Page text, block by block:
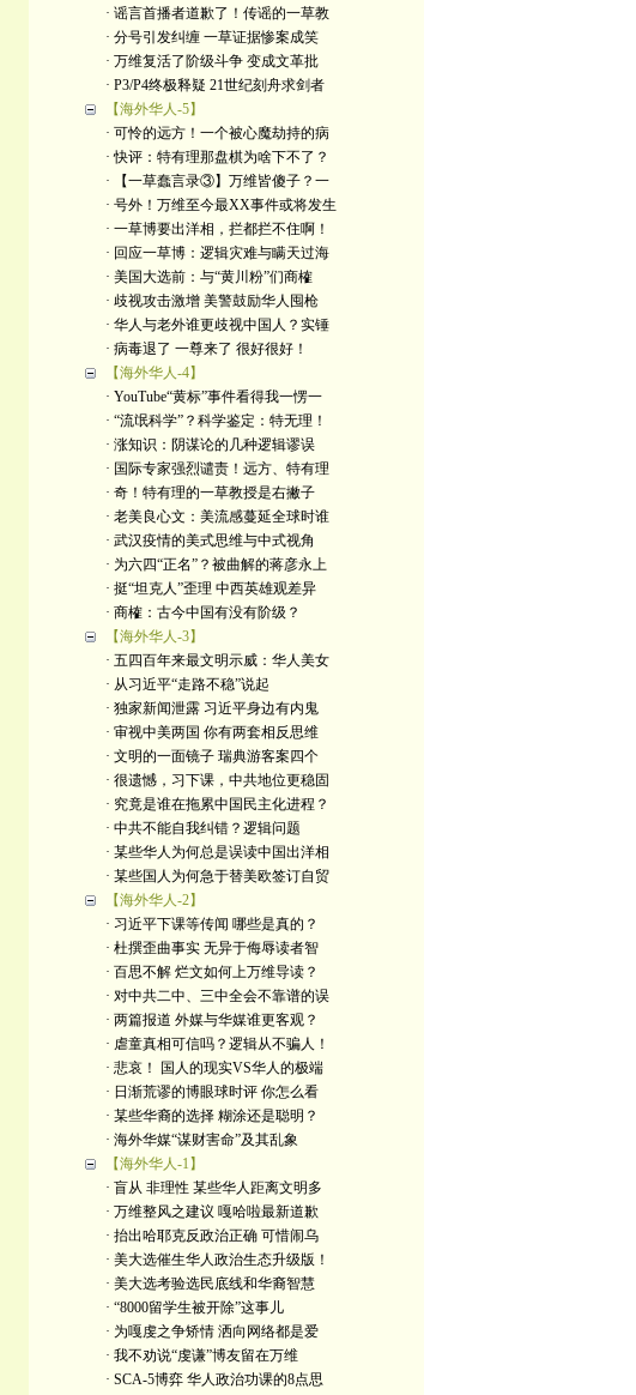
· 谣言首播者道歉了！传谣的一草教
· 分号引发纠缠 一草证据惨案成笑
· 万维复活了阶级斗争 变成文革批
· P3/P4终极释疑 21世纪刻舟求剑者
【海外华人-5】
· 可怜的远方！一个被心魔劫持的病
· 快评：特有理那盘棋为啥下不了？
· 【一草蠢言录③】万维皆傻子？一
· 号外！万维至今最XX事件或将发生
· 一草博要出洋相，拦都拦不住啊！
· 回应一草博：逻辑灾难与瞒天过海
· 美国大选前：与“黄川粉”们商榷
· 歧视攻击激增 美警鼓励华人囤枪
· 华人与老外谁更歧视中国人？实锤
· 病毒退了 一尊来了 很好很好！
【海外华人-4】
· YouTube“黄标”事件看得我一愣一
· “流氓科学”？科学鉴定：特无理！
· 涨知识：阴谋论的几种逻辑谬误
· 国际专家强烈谴责！远方、特有理
· 奇！特有理的一草教授是右撇子
· 老美良心文：美流感蔓延全球时谁
· 武汉疫情的美式思维与中式视角
· 为六四“正名”？被曲解的蒋彦永上
· 挺“坦克人”歪理 中西英雄观差异
· 商榷：古今中国有没有阶级？
【海外华人-3】
· 五四百年来最文明示威：华人美女
· 从习近平“走路不稳”说起
· 独家新闻泄露 习近平身边有内鬼
· 审视中美两国 你有两套相反思维
· 文明的一面镜子 瑞典游客案四个
· 很遗憾，习下课，中共地位更稳固
· 究竟是谁在拖累中国民主化进程？
· 中共不能自我纠错？逻辑问题
· 某些华人为何总是误读中国出洋相
· 某些国人为何急于替美欧签订自贸
【海外华人-2】
· 习近平下课等传闻 哪些是真的？
· 杜撰歪曲事实 无异于侮辱读者智
· 百思不解 烂文如何上万维导读？
· 对中共二中、三中全会不靠谱的误
· 两篇报道 外媒与华媒谁更客观？
· 虐童真相可信吗？逻辑从不骗人！
· 悲哀！ 国人的现实VS华人的极端
· 日渐荒谬的博眼球时评 你怎么看
· 某些华裔的选择 糊涂还是聪明？
· 海外华媒“谋财害命”及其乱象
【海外华人-1】
· 盲从 非理性 某些华人距离文明多
· 万维整风之建议 嘎哈啦最新道歉
· 抬出哈耶克反政治正确 可惜闹乌
· 美大选催生华人政治生态升级版！
· 美大选考验选民底线和华裔智慧
· “8000留学生被开除”这事儿
· 为嘎虔之争矫情 洒向网络都是爱
· 我不劝说“虔谦”博友留在万维
· SCA-5博弈 华人政治功课的8点思